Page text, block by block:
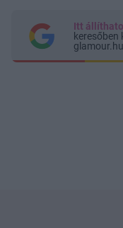
Itt
keresőben